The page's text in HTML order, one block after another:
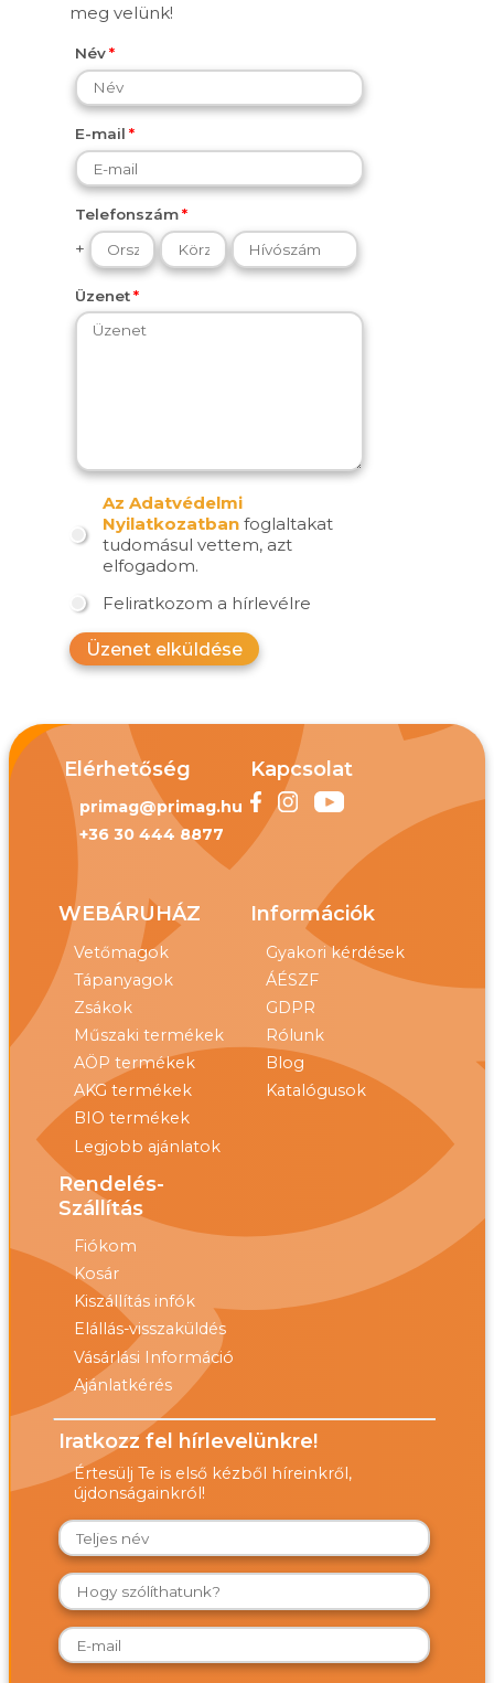
meg velünk!
Név
E-mail
Telefonszám
+
Üzenet
Az Adatvédelmi
Nyilatkozatban foglaltakat
tudomásul vettem, azt
elfogadom.
Feliratkozom a hírlevélre
Üzenet elküldése
Elérhetőség
primag@primag.hu
+36 30 444 8877
Kapcsolat
WEBÁRUHÁZ
Vetőmagok
Tápanyagok
Zsákok
Műszaki termékek
AÖP termékek
AKG termékek
BIO termékek
Legjobb ajánlatok
Információk
Gyakori kérdések
ÁÉSZF
GDPR
Rólunk
Blog
Katalógusok
Rendelés-
Szállítás
Fiókom
Kosár
Kiszállítás infók
Elállás-visszaküldés
Vásárlási Információ
Ajánlatkérés
Iratkozz fel hírlevelünkre!
Értesülj Te is első kézből híreinkről,
újdonságainkról!